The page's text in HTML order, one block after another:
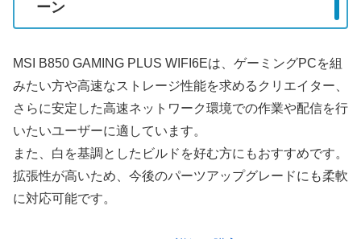
ーン
MSI B850 GAMING PLUS WIFI6Eは、ゲーミングPCを組
みたい方や高速なストレージ性能を求めるクリエイター、
さらに安定した高速ネットワーク環境での作業や配信を行
いたいユーザーに適しています。
また、白を基調としたビルドを好む方にもおすすめです。
拡張性が高いため、今後のパーツアップグレードにも柔軟
に対応可能です。